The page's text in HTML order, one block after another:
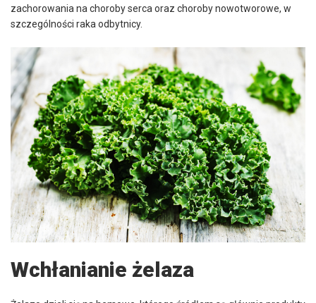
zachorowania na choroby serca oraz choroby nowotworowe, w
szczególności raka odbytnicy.
Wchłanianie żelaza